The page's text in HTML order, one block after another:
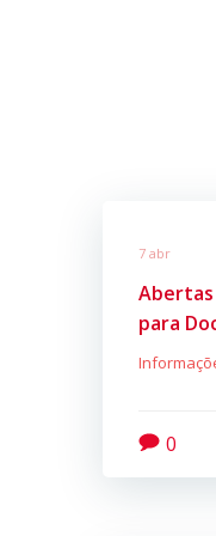
7 abr
Abertas
para
0